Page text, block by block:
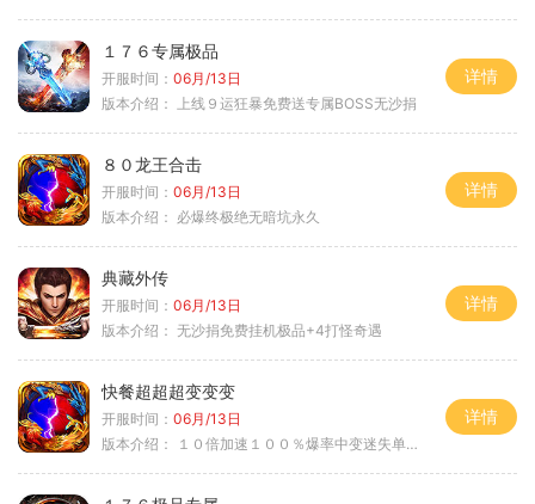
１７６专属极品
开服时间： 06月/13日
版本介绍：
上线９运狂暴免费送专属BOSS无沙捐
详情
８０龙王合击
开服时间： 06月/13日
版本介绍： 必爆终极绝无暗坑永久
详情
典藏外传
开服时间： 06月/13日
版本介绍： 无沙捐免费挂机极品+4打怪奇遇
详情
快餐超超超变变变
开服时间： 06月/13日
版本介绍：
１０倍加速１００％爆率中变迷失单职业
详情